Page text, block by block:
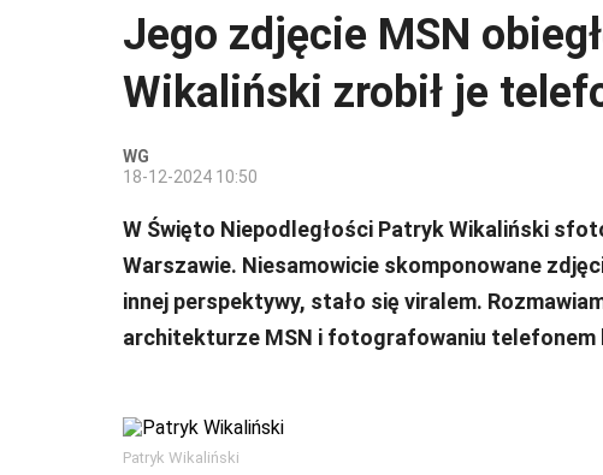
Jego zdjęcie MSN
Wikaliński zrobił je
WG
18-12-2024 10:50
W Święto Niepodległości Patryk Wikaliński
Warszawie. Niesamowicie skomponowane
innej perspektywy, stało się viralem.
architekturze MSN i fotografowaniu telefonem
Patryk Wikaliński